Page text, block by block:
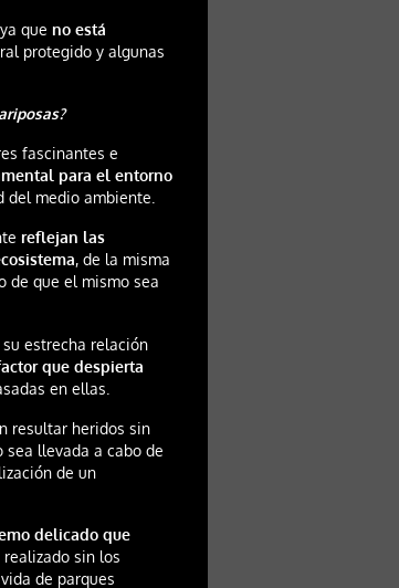
ya queno está
protegido y algunas
fascinantes e
para el entorno
medio ambiente.
reflejan las
, de la misma
de que el mismo sea
estrecha relación
que despierta
en ellas.
resultar heridos sin
llevada a cabo de
de un
delicado que
sin los
de parques